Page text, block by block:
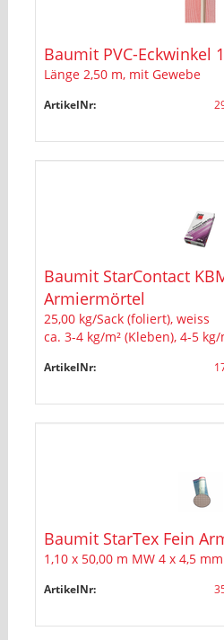
Baumit PVC-Eckwinkel
Länge 2,50 m, mit Gewebe
ArtikelNr:
Baumit StarContact
Armiermörtel
25,00 kg/Sack (foliert), weiss
ca. 3-4 kg/m² (Kleben), 4-5
ArtikelNr:
Baumit StarTex Fein
1,10 x 50,00 m MW 4 x 4,5
ArtikelNr: